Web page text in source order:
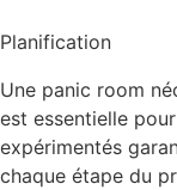
Planification
Une panic room
est essentielle
expérimentés
chaque étape du